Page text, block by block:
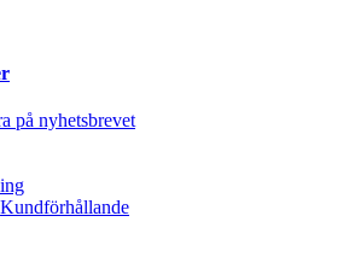
på nyhetsbrevet
Kundförhållande